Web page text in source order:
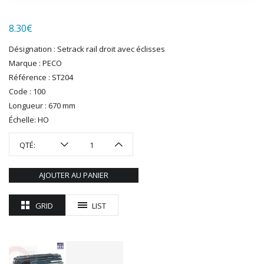
MAKETTE
MARLKIN
MKD
NOREV
NOVATEUR MODELES
PECO
PG mini
PIKO
PN SUD MODELISME
PRINCE AUGUST
R37
REDUTEX
ROCO
8.30€
Désignation : Setrack rail droit avec éclisses
Marque : PECO
Référence : ST204
Code : 100
Longueur : 670 mm
Échelle: HO
QTÉ:
AJOUTER AU PANIER
GRID LIST